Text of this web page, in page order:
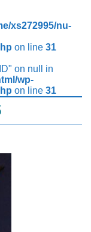
xs272995/nu-
on line 31
on null in
wp-
on line 31